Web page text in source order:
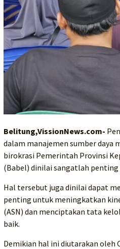
Belitung,VissionNews.com-
dalam manajemen sumber daya
birokrasi Pemerintah Provinsi
(Babel) dinilai sangatlah penting
Hal tersebut juga dinilai dapat
penting untuk meningkatkan
(ASN) dan menciptakan tata
baik.
Demikian hal ini diutarakan oleh